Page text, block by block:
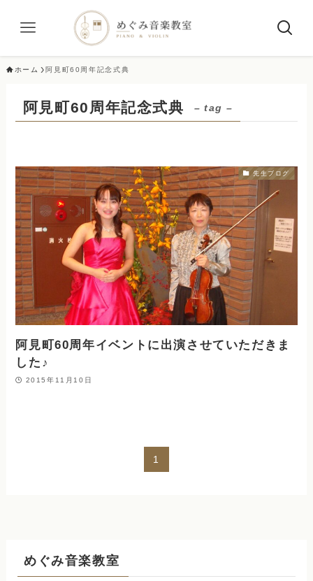
ホーム 阿見町60周年記念式典
阿見町60周年記念式典 – tag –
先生ブログ
阿見町60周年イベントに出演させていただきま
した♪
2015年11月10日
1
めぐみ音楽教室